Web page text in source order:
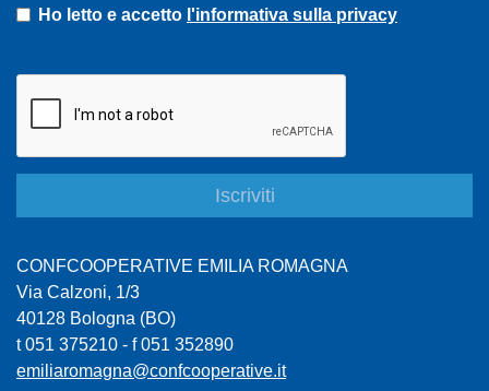
Ho letto e accetto l'informativa sulla privacy
CONFCOOPERATIVE EMILIA ROMAGNA
Via Calzoni, 1/3
40128 Bologna (BO)
t 051 375210 - f 051 352890
emiliaromagna@confcooperative.it